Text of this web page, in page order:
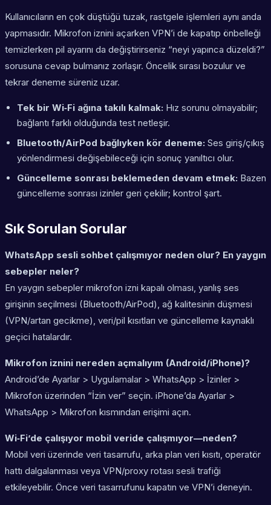
Kullanıcıların en çok düştüğü tuzak, rastgele işlemleri aynı anda
yapmasıdır. Mikrofon iznini açarken VPN’i de kapatıp önbelleği
temizlerken pil ayarını da değiştirirseniz “neyi yapınca düzeldi?”
sorusuna cevap bulmanız zorlaşır. Öncelik sırası bozulur ve
tekrar deneme süreniz uzar.
Tek bir Wi‑Fi ağına takılı kalmak: Hız sorunu olmayabilir;
bağlantı farklı olduğunda test netleşir.
Bluetooth/AirPod bağlıyken kör deneme: Ses giriş/çıkış
yönlendirmesi değişebileceği için sonuç yanıltıcı olur.
Güncelleme sonrası beklemeden devam etmek: Bazen
güncelleme sonrası izinler geri çekilir; kontrol şart.
Sık Sorulan Sorular
WhatsApp sesli sohbet çalışmıyor neden olur? En yaygın
sebepler neler?
En yaygın sebepler mikrofon izni kapalı olması, yanlış ses
girişinin seçilmesi (Bluetooth/AirPod), ağ kalitesinin düşmesi
(VPN/artan gecikme), veri/pil kısıtları ve güncelleme kaynaklı
geçici hatalardır.
Mikrofon iznini nereden açmalıyım (Android/iPhone)?
Android’de Ayarlar > Uygulamalar > WhatsApp > İzinler >
Mikrofon üzerinden “İzin ver” seçin. iPhone’da Ayarlar >
WhatsApp > Mikrofon kısmından erişimi açın.
Wi‑Fi’de çalışıyor mobil veride çalışmıyor—neden?
Mobil veri üzerinde veri tasarrufu, arka plan veri kısıtı, operatör
hattı dalgalanması veya VPN/proxy rotası sesli trafiği
etkileyebilir. Önce veri tasarrufunu kapatın ve VPN’i deneyin.